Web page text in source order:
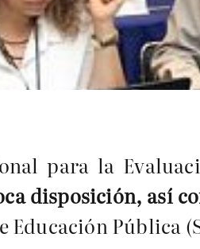
para la
disposición, así
Educación Pública